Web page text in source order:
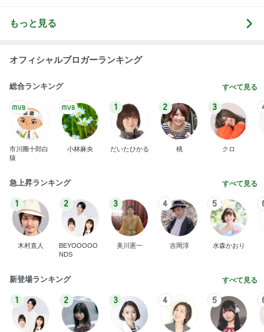
もっと見る
オフィシャルブロガーランキング
総合ランキング すべて見る
市川團十郎白
猿
小林麻央
1
だいたひかる
2
桃
3
クロ
急上昇ランキング すべて見る
1
木村直人
2
BEYOOOOO
NDS
3
美川憲一
4
吉岡淳
5
水森かおり
新登場ランキング すべて見る
1 2 3 4 5